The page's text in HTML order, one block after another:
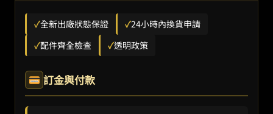
✓全新出廠狀態保證 ✓24小時內換貨申請
✓配件齊全檢查 ✓透明政策
訂金與付款